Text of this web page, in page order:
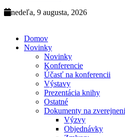
nedeľa, 9 augusta, 2026
Domov
Novinky
Novinky
Konferencie
Účasť na konferencii
Výstavy
Prezentácia knihy
Ostatné
Dokumenty na
Výzvy
Objednávky